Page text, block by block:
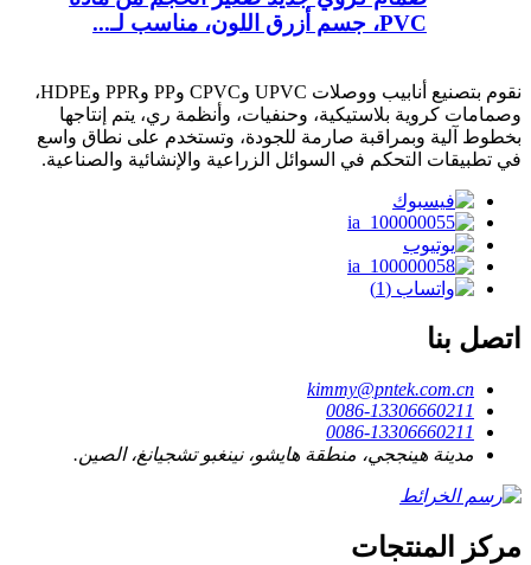
PVC، جسم أزرق اللون، مناسب لـ...
نقوم بتصنيع أنابيب ووصلات UPVC وCPVC وPP وPPR وHDPE،
وصمامات كروية بلاستيكية، وحنفيات، وأنظمة ري، يتم إنتاجها
بخطوط آلية وبمراقبة صارمة للجودة، وتستخدم على نطاق واسع
في تطبيقات التحكم في السوائل الزراعية والإنشائية والصناعية.
اتصل بنا
kimmy@pntek.com.cn
0086-13306660211
0086-13306660211
مدينة هينججي، منطقة هايشو، نينغبو تشجيانغ، الصين.
مركز المنتجات